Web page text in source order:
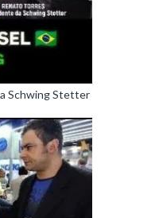
Schwing Stetter